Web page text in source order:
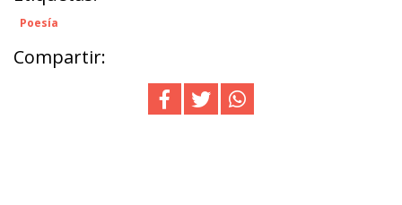
Poesía
Compartir: